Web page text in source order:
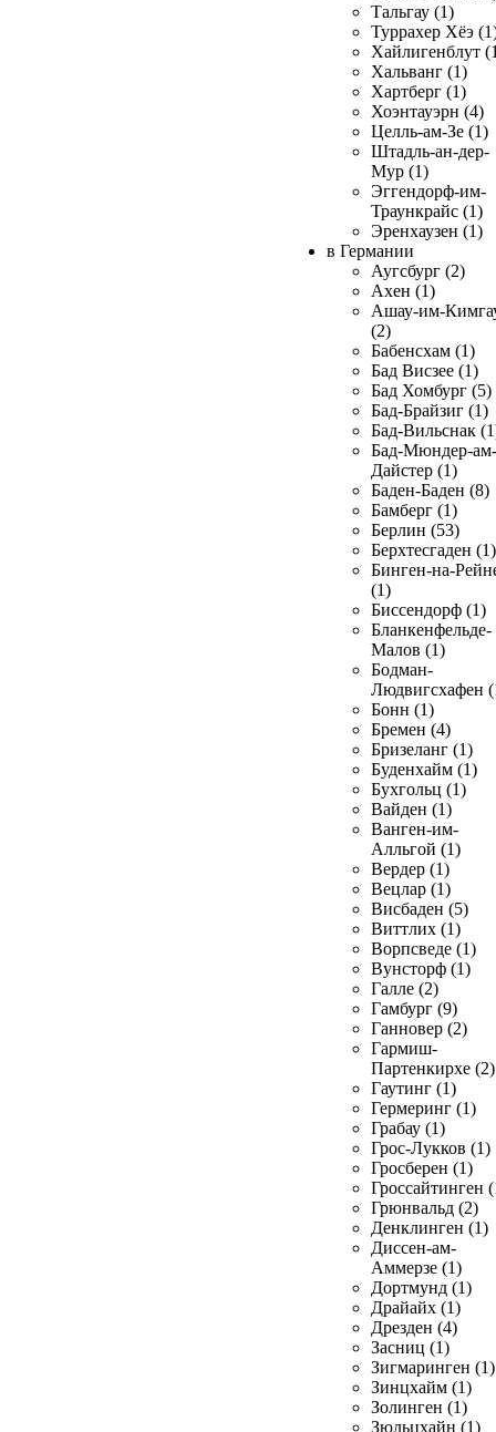
Тальгау (1)
Туррахер Хёэ
Хайлигенблут
Хальванг (1)
Хартберг (1)
Хоэнтауэрн (4)
Целль-ам-Зе (1)
Штадль-ан-дер-
Мур (1)
Эггендорф-им-
Траункрайс (1)
Эренхаузен (1)
в Германии
Аугсбург (2)
Ахен (1)
Ашау-им-
(2)
Бабенсхам (1)
Бад Висзее (1)
Бад Хомбург (5)
Бад-Брайзиг (1)
Бад-Вильснак
Бад-Мюндер-ам-
Дайстер (1)
Баден-Баден (8)
Бамберг (1)
Берлин (53)
Берхтесгаден (1)
Бинген-на-
(1)
Биссендорф (1)
Бланкенфельде-
Малов (1)
Бодман-
Людвигсхафен
Бонн (1)
Бремен (4)
Бризеланг (1)
Буденхайм (1)
Бухгольц (1)
Вайден (1)
Ванген-им-
Алльгой (1)
Вердер (1)
Вецлар (1)
Висбаден (5)
Виттлих (1)
Ворпсведе (1)
Вунсторф (1)
Галле (2)
Гамбург (9)
Ганновер (2)
Гармиш-
Партенкирхе (2)
Гаутинг (1)
Гермеринг (1)
Грабау (1)
Грос-Лукков (1)
Гросберен (1)
Гроссайтинген
Грюнвальд (2)
Денклинген (1)
Диссен-ам-
Аммерзе (1)
Дортмунд (1)
Драйайх (1)
Дрезден (4)
Засниц (1)
Зигмаринген (1)
Зинцхайм (1)
Золинген (1)
Зюльцхайн (1)